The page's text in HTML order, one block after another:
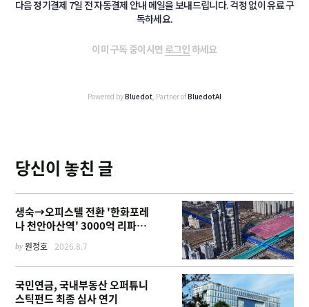
다음 정기결제 7일 전 자동결제 안내 메일을 보내드립니다. 걱정 없이 유료 구
독하세요.
이미 구독 중이시면 로그인하세요
Powered byBluedot , Partner ofBluedotAI
당신이 놓친 글
생숙→오피스텔 전환 '한화포레
나 천안아산역' 3000억 리파이
낸싱
by원정호 2026.8.7
국민연금, 국내부동산 오퍼튜니
스틱펀드 최종 심사 연기